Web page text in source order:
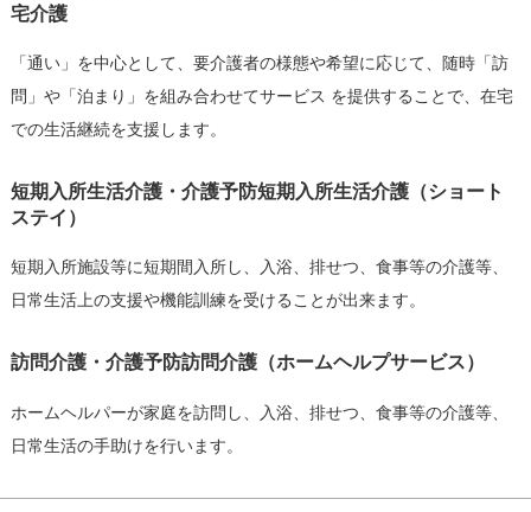
宅介護
「通い」を中心として、要介護者の様態や希望に応じて、随時「訪
問」や「泊まり」を組み合わせてサービス を提供することで、在宅
での生活継続を支援します。
短期入所生活介護・介護予防短期入所生活介護（ショート
ステイ）
短期入所施設等に短期間入所し、入浴、排せつ、食事等の介護等、
日常生活上の支援や機能訓練を受けることが出来ます。
訪問介護・介護予防訪問介護（ホームヘルプサービス）
ホームヘルパーが家庭を訪問し、入浴、排せつ、食事等の介護等、
日常生活の手助けを行います。